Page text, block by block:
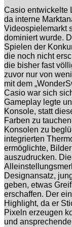
Casio entwickelte
da interne
Videospielemarkt
dominiert wurde.
Spielen der
die noch nicht
die bisher fast
zuvor nur von
mit dem
Casio war sich
Gameplay legte
Konsole, statt
Farben zu
Konsolen zu
integrierten
ermöglichte,
auszudrucken.
Designansatz,
geben, etwas
erschaffen. Der
Highlight, da er
Pixeln erzeugen
und